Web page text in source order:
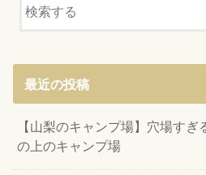
最近の投稿
【山梨のキャンプ場】穴場す
の上のキャンプ場